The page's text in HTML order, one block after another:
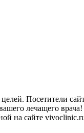
Посетители
вашего лечащего
на сайте